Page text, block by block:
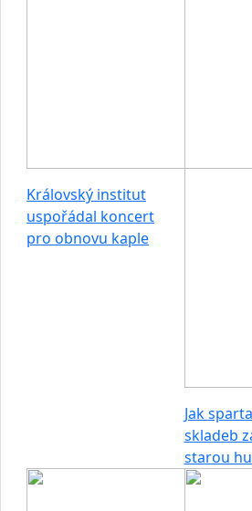
Královský institut
uspořádal koncert
pro obnovu kaple
Jak
skladeb
starou